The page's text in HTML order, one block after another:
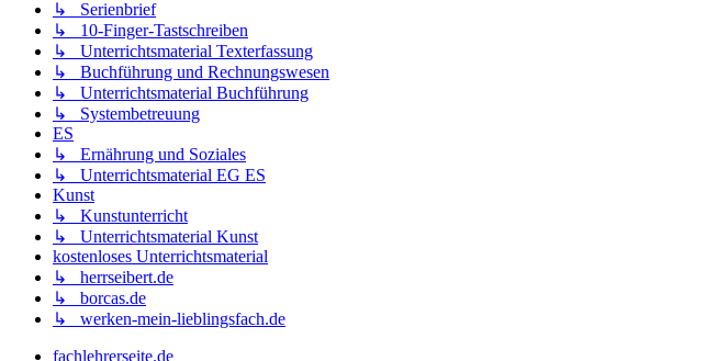
↳ Serienbrief
↳ 10-Finger-Tastschreiben
↳ Unterrichtsmaterial Texterfassung
↳ Buchführung und Rechnungswesen
↳ Unterrichtsmaterial Buchführung
↳ Systembetreuung
ES
↳ Ernährung und Soziales
↳ Unterrichtsmaterial EG ES
Kunst
↳ Kunstunterricht
↳ Unterrichtsmaterial Kunst
kostenloses Unterrichtsmaterial
↳ herrseibert.de
↳ borcas.de
↳ werken-mein-lieblingsfach.de
fachlehrerseite.de